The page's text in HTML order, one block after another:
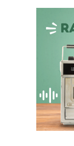
descolmatación
la nulidad del
términos de
Antonio
Informe de